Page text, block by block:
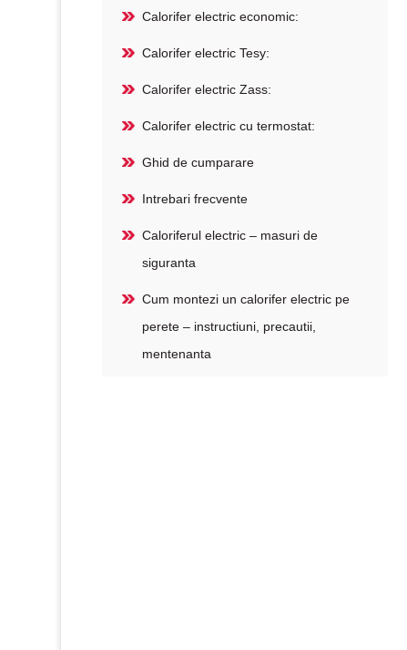
Calorifer electric economic:
Calorifer electric Tesy:
Calorifer electric Zass:
Calorifer electric cu termostat:
Ghid de cumparare
Intrebari frecvente
Caloriferul electric – masuri de
siguranta
Cum montezi un calorifer electric pe
perete – instructiuni, precautii,
mentenanta